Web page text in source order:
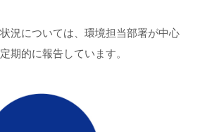
況については、環境担当部署が中心
期的に報告しています。